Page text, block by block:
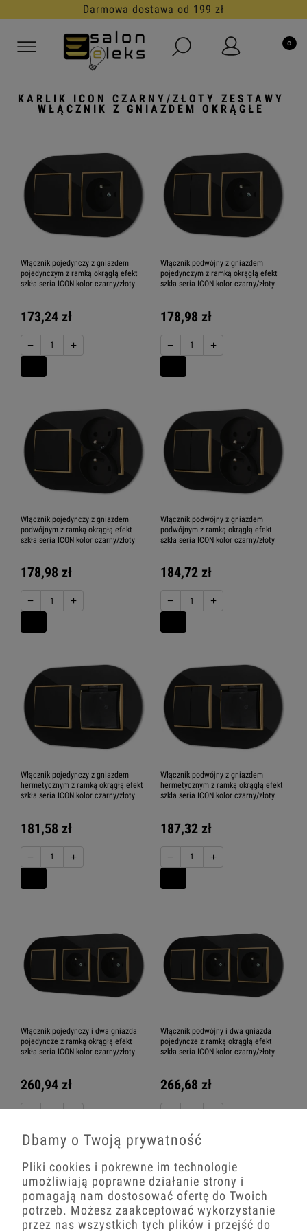
Darmowa dostawa od 199 zł
KARLIK ICON CZARNY/ZŁOTY ZESTAWY
WŁĄCZNIK Z GNIAZDEM OKRĄGŁE
Włącznik pojedynczy z gniazdem
pojedynczym z ramką okrągłą efekt
szkła seria ICON kolor czarny/złoty
173,24 zł
− +
Włącznik podwójny z gniazdem
pojedynczym z ramką okrągłą efekt
szkła seria ICON kolor czarny/złoty
178,98 zł
− +
Włącznik pojedynczy z gniazdem
podwójnym z ramką okrągłą efekt
szkła seria ICON kolor czarny/złoty
178,98 zł
− +
Włącznik podwójny z gniazdem
podwójnym z ramką okrągłą efekt
szkła seria ICON kolor czarny/złoty
184,72 zł
− +
Włącznik pojedynczy z gniazdem
hermetycznym z ramką okrągłą efekt
szkła seria ICON kolor czarny/złoty
181,58 zł
− +
Włącznik podwójny z gniazdem
hermetycznym z ramką okrągłą efekt
szkła seria ICON kolor czarny/złoty
187,32 zł
− +
Włącznik pojedynczy i dwa gniazda
pojedyncze z ramką okrągłą efekt
szkła seria ICON kolor czarny/złoty
260,94 zł
− +
Włącznik podwójny i dwa gniazda
pojedyncze z ramką okrągłą efekt
szkła seria ICON kolor czarny/złoty
266,68 zł
− +
Dbamy o Twoją prywatność
Pliki cookies i pokrewne im technologie
umożliwiają poprawne działanie strony i
pomagają nam dostosować ofertę do Twoich
potrzeb. Możesz zaakceptować wykorzystanie
przez nas wszystkich tych plików i przejść do